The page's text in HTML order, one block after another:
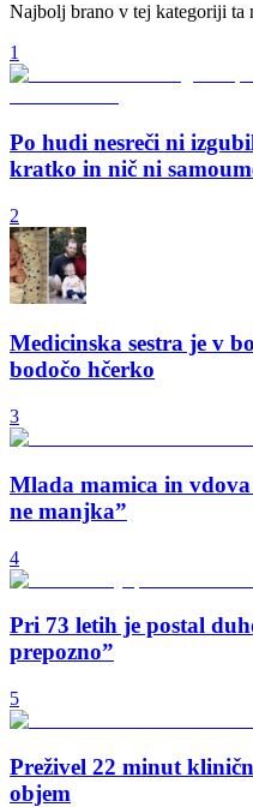
Najbolj brano v tej kategoriji ta
1
Po hudi nesreči ni
kratko in nič ni
2
Medicinska sestra je v
bodočo hčerko
3
Mlada mamica in
ne manjka”
4
Pri 73 letih je postal
prepozno”
5
Preživel 22 minut
objem